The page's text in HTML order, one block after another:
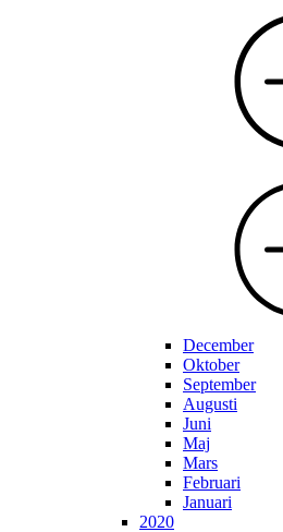
December
Oktober
September
Augusti
Juni
Maj
Mars
Februari
Januari
2020